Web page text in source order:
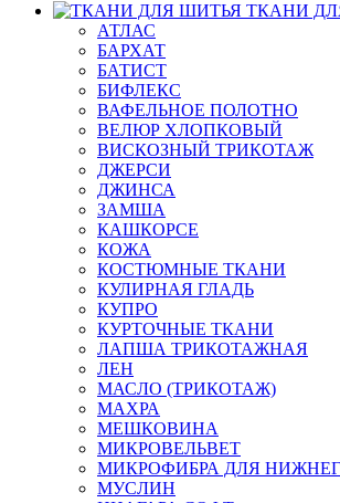
ТКАНИ
АТЛАС
БАРХАТ
БАТИСТ
БИФЛЕКС
ВАФЕЛЬНОЕ ПОЛОТНО
ВЕЛЮР ХЛОПКОВЫЙ
ВИСКОЗНЫЙ ТРИКОТАЖ
ДЖЕРСИ
ДЖИНСА
ЗАМША
КАШКОРСЕ
КОЖА
КОСТЮМНЫЕ ТКАНИ
КУЛИРНАЯ ГЛАДЬ
КУПРО
КУРТОЧНЫЕ ТКАНИ
ЛАПША ТРИКОТАЖНАЯ
ЛЕН
МАСЛО (ТРИКОТАЖ)
МАХРА
МЕШКОВИНА
МИКРОВЕЛЬВЕТ
МИКРОФИБРА ДЛЯ
МУСЛИН